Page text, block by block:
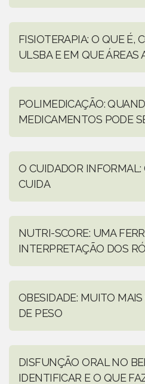
FISIOTERAPIA: O QUE É,
ULSBA E EM QUE ÁREAS
POLIMEDICAÇÃO:
MEDICAMENTOS PODE
O CUIDADOR INFORMAL:
CUIDA
NUTRI-SCORE: UMA
INTERPRETAÇÃO DOS
OBESIDADE: MUITO
DE PESO
DISFUNÇÃO ORAL NO
IDENTIFICAR E O QUE